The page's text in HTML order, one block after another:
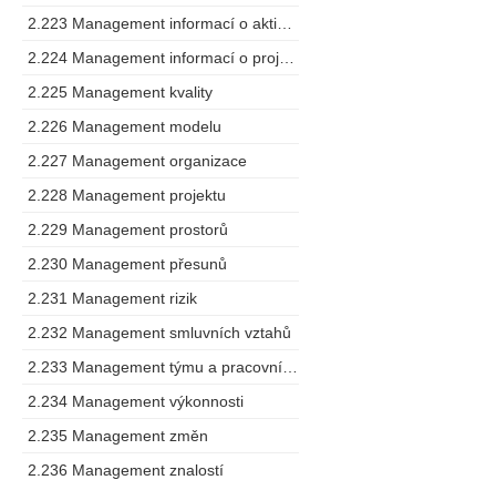
2.225 Management kvality
2.226 Management modelu
2.227 Management organizace
2.228 Management projektu
2.229 Management prostorů
2.230 Management přesunů
2.231 Management rizik
2.232 Management smluvních vztahů
2.234 Management výkonnosti
2.235 Management změn
2.236 Management znalostí